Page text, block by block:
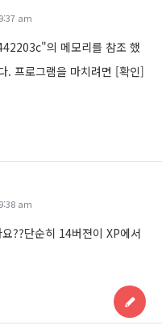
am
의 메모리를 참조 했
. 프로그램을 마치려면 [확인]
am
??단순히 14버젼이 XP에서